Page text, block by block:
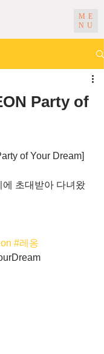
ME
NU
Party of
of Your Dream]
초대받아 다녀왔
#레옹